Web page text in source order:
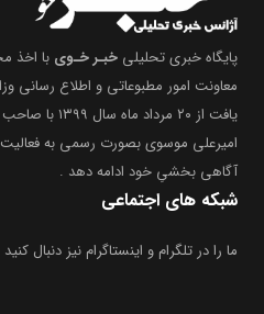
پایگاه خبری تحلیلی خبـر خـوی
معاونت امور مطبوعاتی و اطلاع رسانی
یافت از ۲۰
امیرعلی موسوی بصورت رسمی به
آگاهی بخشیِ خود ادامه دهد .
شبکه های اجتماعی
ما را در تلگرام و اینستاگرام نیز دنبال کنید